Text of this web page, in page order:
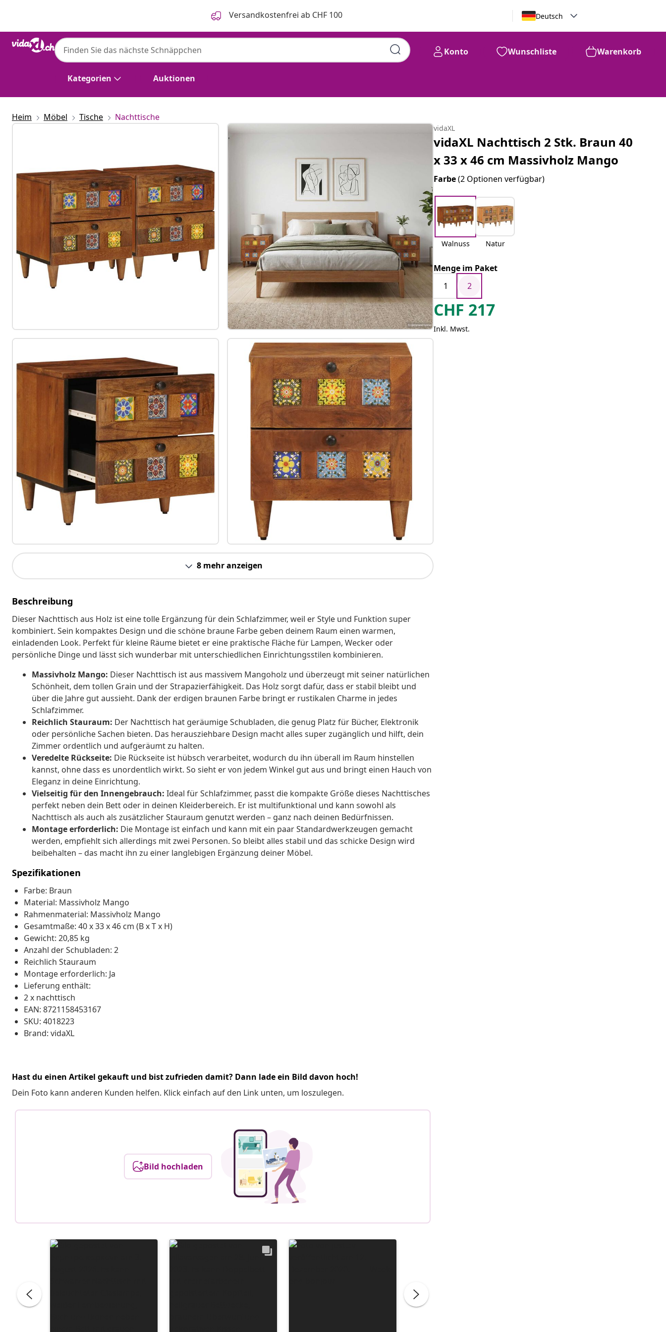
Versandkostenfrei ab CHF 100 Deutsch
Kategorien Auktionen
Konto Wunschliste Warenkorb
Heim Möbel Tische Nachttische
8 mehr anzeigen
Beschreibung
Dieser Nachttisch aus Holz ist eine tolle Ergänzung für dein Schlafzimmer, weil er Style und Funktion super
kombiniert. Sein kompaktes Design und die schöne braune Farbe geben deinem Raum einen warmen,
einladenden Look. Perfekt für kleine Räume bietet er eine praktische Fläche für Lampen, Wecker oder
persönliche Dinge und lässt sich wunderbar mit unterschiedlichen Einrichtungsstilen kombinieren.
Massivholz Mango: Dieser Nachttisch ist aus massivem Mangoholz und überzeugt mit seiner natürlichen
Schönheit, dem tollen Grain und der Strapazierfähigkeit. Das Holz sorgt dafür, dass er stabil bleibt und
über die Jahre gut aussieht. Dank der erdigen braunen Farbe bringt er rustikalen Charme in jedes
Schlafzimmer.
Reichlich Stauraum: Der Nachttisch hat geräumige Schubladen, die genug Platz für Bücher, Elektronik
oder persönliche Sachen bieten. Das herausziehbare Design macht alles super zugänglich und hilft, dein
Zimmer ordentlich und aufgeräumt zu halten.
Veredelte Rückseite: Die Rückseite ist hübsch verarbeitet, wodurch du ihn überall im Raum hinstellen
kannst, ohne dass es unordentlich wirkt. So sieht er von jedem Winkel gut aus und bringt einen Hauch von
Eleganz in deine Einrichtung.
Vielseitig für den Innengebrauch: Ideal für Schlafzimmer, passt die kompakte Größe dieses Nachttisches
perfekt neben dein Bett oder in deinen Kleiderbereich. Er ist multifunktional und kann sowohl als
Nachttisch als auch als zusätzlicher Stauraum genutzt werden – ganz nach deinen Bedürfnissen.
Montage erforderlich: Die Montage ist einfach und kann mit ein paar Standardwerkzeugen gemacht
werden, empfiehlt sich allerdings mit zwei Personen. So bleibt alles stabil und das schicke Design wird
beibehalten – das macht ihn zu einer langlebigen Ergänzung deiner Möbel.
Spezifikationen
Farbe: Braun
Material: Massivholz Mango
Rahmenmaterial: Massivholz Mango
Gesamtmaße: 40 x 33 x 46 cm (B x T x H)
Gewicht: 20,85 kg
Anzahl der Schubladen: 2
Reichlich Stauraum
Montage erforderlich: Ja
Lieferung enthält:
2 x nachttisch
EAN: 8721158453167
SKU: 4018223
Brand: vidaXL
Hast du einen Artikel gekauft und bist zufrieden damit? Dann lade ein Bild davon hoch!
Dein Foto kann anderen Kunden helfen. Klick einfach auf den Link unten, um loszulegen.
Bild hochladen
vidaXL
vidaXL Nachttisch 2 Stk. Braun 40
x 33 x 46 cm Massivholz Mango
Farbe(2 Optionen verfügbar)
Walnuss Natur
Menge im Paket
1
2
CHF 217
Inkl. Mwst.